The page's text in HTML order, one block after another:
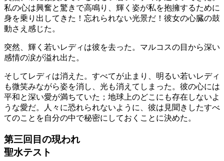
私の心は興奮と驚きで高鳴り、輝く姿が私を抱擁するために
身を乗り出してきた！忘れられない光景だ！彼女の心臓の鼓
動さえ感じた。
突然、輝く若いレディは彼を去った。マルコスの目から深い
感情の涙が溢れ出た。
そしてレディは消えた。すべてが止まり、明るい若いレディ
も微笑みながら姿を消し、光も消えてしまった。彼の心には
平和と深い愛が満ちていた；地球上のどこにも存在しないよ
うな愛だ。人々に恐れられないように、彼は見聞きしたすべ
てのことを自分の中で秘密にしておくことに決めた。
第三回目の現われ
聖水テスト